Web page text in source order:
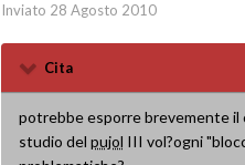
Inviato 28 Agosto 2010
Cita
potrebbe esporre brevemente il
studio del pujol III vol?ogni